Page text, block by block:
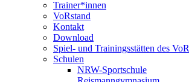
Trainer*innen
VoRstand
Kontakt
Download
Spiel- und Trainingsstätten des VoR
Schulen
NRW-Sportschule